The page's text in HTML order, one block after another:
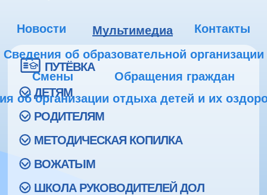
Новости Мультимедиа
Контакты
Сведения об образовательной организации
Смены
Обращения граждан
об организации отдыха детей и их
ПУТЁВКА
ДЕТЯМ
РОДИТЕЛЯМ
МЕТОДИЧЕСКАЯ КОПИЛКА
ВОЖАТЫМ
ШКОЛА РУКОВОДИТЕЛЕЙ ДОЛ